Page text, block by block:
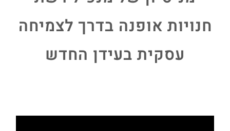
חנויות אופנה בדרך לצמיחה
עסקית בעידן החדש